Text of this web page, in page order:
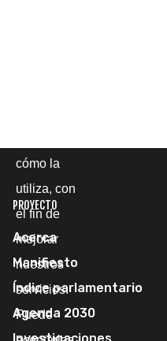
PROYECTO
Acerca
Manifiesto
Índice parlamentario
Agenda 2030
cómo la
utiliza, con
el fin de
mejorar
nuestros
servicios.
Puede